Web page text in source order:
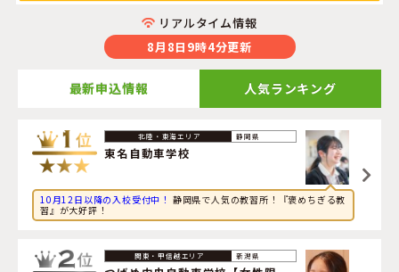
リアルタイム情報
8月8日9時4分更新
最新申込情報
2026年8月8日
旅行に興味のある社会人が長野県・
信州伊那自動車教習所
に申し込みました。
2026年8月8日
旅行に興味のある大学生が山形県・山形・県南自動車学校
人気ランキング
静岡県
東名自動車学校
10月12日以降の入校受付中！ 静岡県で人気の教習所！『褒めちぎる教
習』が大好評！
新潟県